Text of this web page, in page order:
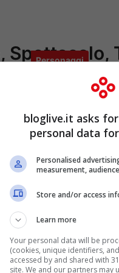
Spettacolo,
Personaggi
Federico
del
la vita un
Federico
scambiato per il
sua ex e lo ha
bloglive.it asks
personal data
Personalised
measurement,
Store and/or access
Learn more
Your personal data will be
(cookies, unique identifiers,
accessed by and shared with
site. We and our partners may